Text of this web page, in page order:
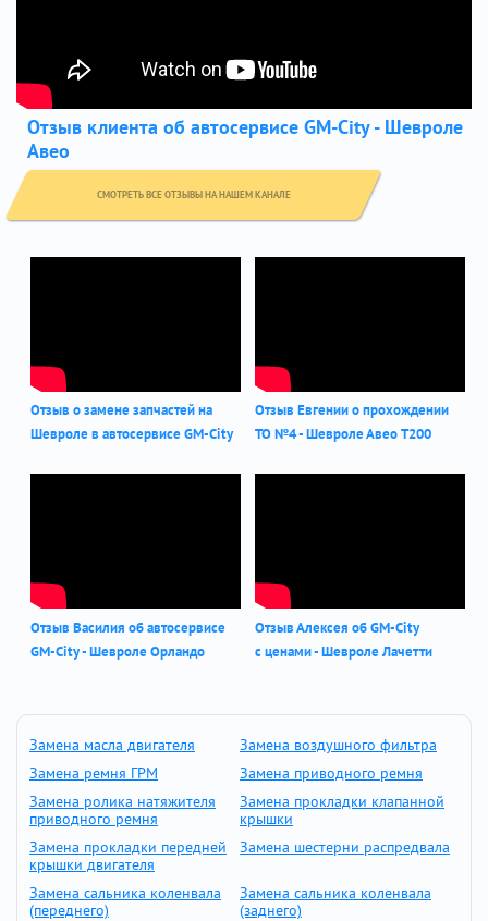
Отзыв клиента об автосервисе GM-City - Шевроле
Авео
СМОТРЕТЬ ВСЕ ОТЗЫВЫ НА НАШЕМ КАНАЛЕ
Отзыв о замене запчастей на
Шевроле в автосервисе GM-City
Отзыв Евгении о прохождении
ТО №4 - Шевроле Авео Т200
Отзыв Василия об автосервисе
GM-City - Шевроле Орландо
Отзыв Алексея об GM-City
с ценами - Шевроле Лачетти
Замена масла двигателя
Замена воздушного фильтра
Замена ремня ГРМ
Замена приводного ремня
Замена ролика натяжителя
приводного ремня
Замена прокладки клапанной
крышки
Замена прокладки передней
крышки двигателя
Замена шестерни распредвала
Замена сальника коленвала
(переднего)
Замена сальника коленвала
(заднего)